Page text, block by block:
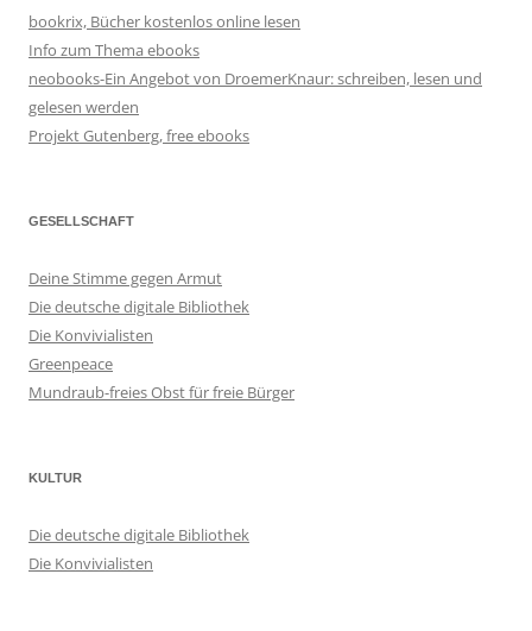
bookrix, Bücher kostenlos online lesen
Info zum Thema ebooks
neobooks-Ein Angebot von DroemerKnaur: schreiben, lesen und
gelesen werden
Projekt Gutenberg, free ebooks
GESELLSCHAFT
Deine Stimme gegen Armut
Die deutsche digitale Bibliothek
Die Konvivialisten
Greenpeace
Mundraub-freies Obst für freie Bürger
KULTUR
Die deutsche digitale Bibliothek
Die Konvivialisten